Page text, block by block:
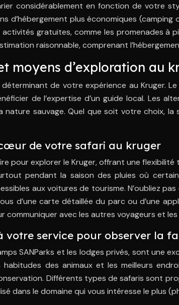
considérablement en fonction de votre
d’hébergement plus économiques
gratuites, comme les promenades à
raisonnable, comprenant
moyens d’exploration au
de votre expérience au Kruger.
de l’expertise d’un guide local. Les
nature sauvage. Quel que soit votre choix,
de votre safari au kruger
pour explorer le Kruger, offrant une
pendant la saison des pluies où
aux voitures de tourisme. N’oubliez
d’une carte détaillée du parc ou d’une
communiquer avec les autres voyageurs et
votre service pour observer la
SANParks et les lodges privés, sont une
des animaux et les meilleurs
Différents types de safaris sont
dans le domaine qui vous intéresse le plus